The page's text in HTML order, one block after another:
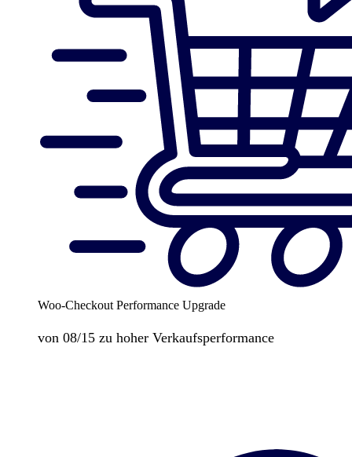
Woo-Checkout Performance Upgrade
von 08/15 zu hoher Verkaufsperformance